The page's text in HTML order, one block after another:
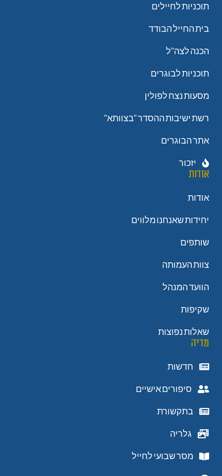
תוכניות לחיילים
בית החייל הבודד
הכנה לצה"ל
תוכניות לבוגרים
מסעות נצח לפולין
רשת ישיבות ההסדר "בצוותא"
אתר הבוגרים
יזכור
אודות
אודות
יחידות שאנחנו מלווים
שותפים
צוות העמותה
הוועד המנהל
שקיפות
שאלות נפוצות
מדיה
חדשות
סיפורים אישיים
בתקשורת
גלריה
מסר שבועי לחייל